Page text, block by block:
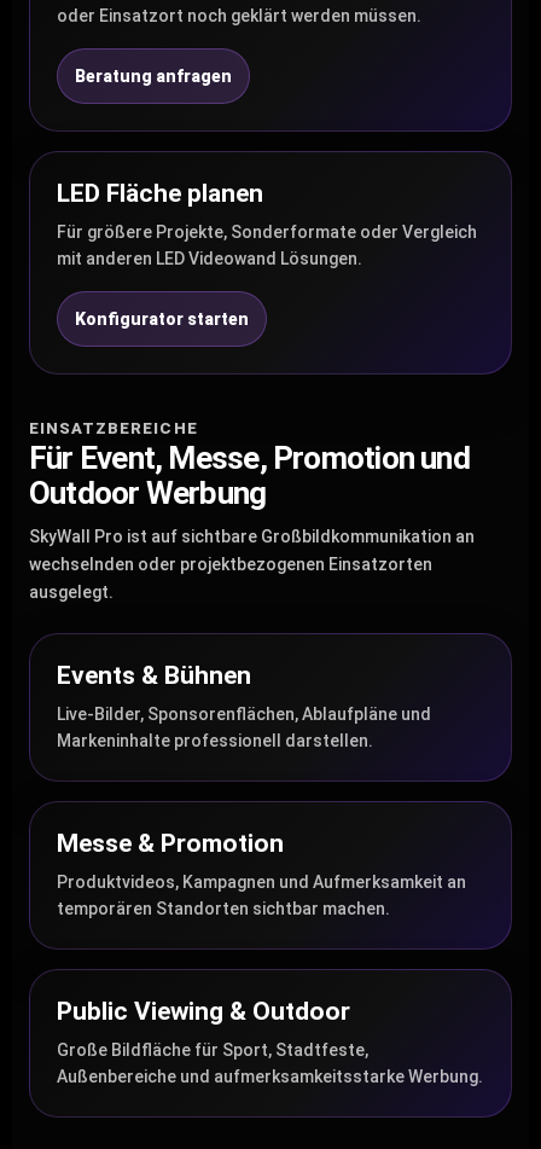
oder Einsatzort noch geklärt werden müssen.
Beratung anfragen
LED Fläche planen
Für größere Projekte, Sonderformate oder Vergleich
mit anderen LED Videowand Lösungen.
Konfigurator starten
EINSATZBEREICHE
Für Event, Messe, Promotion und
Outdoor Werbung
SkyWall Pro ist auf sichtbare Großbildkommunikation an
wechselnden oder projektbezogenen Einsatzorten
ausgelegt.
Events & Bühnen
Live-Bilder, Sponsorenflächen, Ablaufpläne und
Markeninhalte professionell darstellen.
Messe & Promotion
Produktvideos, Kampagnen und Aufmerksamkeit an
temporären Standorten sichtbar machen.
Public Viewing & Outdoor
Große Bildfläche für Sport, Stadtfeste,
Außenbereiche und aufmerksamkeitsstarke Werbung.